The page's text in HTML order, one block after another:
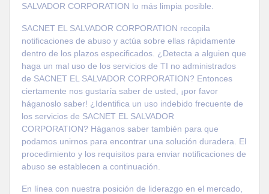
SALVADOR CORPORATION lo más limpia posible.
SACNET EL SALVADOR CORPORATION recopila
notificaciones de abuso y actúa sobre ellas rápidamente
dentro de los plazos especificados. ¿Detecta a alguien que
haga un mal uso de los servicios de TI no administrados
de SACNET EL SALVADOR CORPORATION? Entonces
ciertamente nos gustaría saber de usted, ¡por favor
háganoslo saber! ¿Identifica un uso indebido frecuente de
los servicios de SACNET EL SALVADOR
CORPORATION? Háganos saber también para que
podamos unirnos para encontrar una solución duradera. El
procedimiento y los requisitos para enviar notificaciones de
abuso se establecen a continuación.
En línea con nuestra posición de liderazgo en el mercado,